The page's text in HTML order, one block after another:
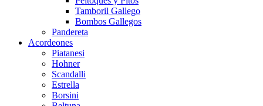
Tamboril Gallego
Bombos Gallegos
Pandereta
Acordeones
Piatanesi
Hohner
Scandalli
Estrella
Borsini